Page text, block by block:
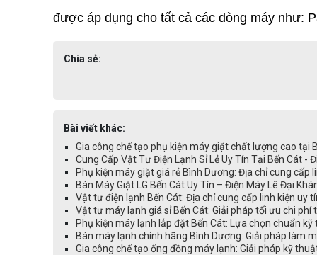
được áp dụng cho tất cả các dòng máy như:
Chia sẻ:
Bài viết khác:
Gia công chế tạo phụ kiện máy giặt chất lượng cao tại
Cung Cấp Vật Tư Điện Lạnh Sỉ Lẻ Uy Tín Tại Bến Cát
Phụ kiện máy giặt giá rẻ Bình Dương: Địa chỉ cung
Bán Máy Giặt LG Bến Cát Uy Tín – Điện Máy Lê Đại
Vật tư điện lạnh Bến Cát: Địa chỉ cung cấp linh kiện uy
Vật tư máy lạnh giá sỉ Bến Cát: Giải pháp tối ưu chi
Phụ kiện máy lạnh lắp đặt Bến Cát: Lựa chọn chuẩn
Bán máy lạnh chính hãng Bình Dương: Giải pháp làm
Gia công chế tạo ống đồng máy lạnh: Giải pháp kỹ